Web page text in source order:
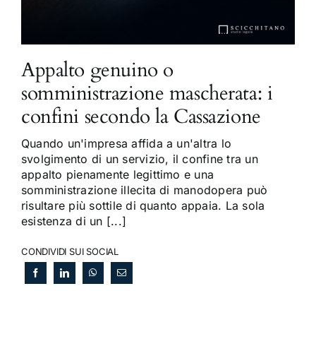
Appalto genuino o
somministrazione mascherata: i
confini secondo la Cassazione
Quando un'impresa affida a un'altra lo
svolgimento di un servizio, il confine tra un
appalto pienamente legittimo e una
somministrazione illecita di manodopera può
risultare più sottile di quanto appaia. La sola
esistenza di un [...]
CONDIVIDI SUI SOCIAL